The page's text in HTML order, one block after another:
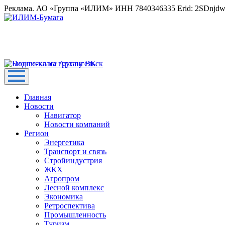
Реклама. АО «Группа «ИЛИМ» ИНН 7840346335 Erid:
Главная
Новости
Навигатор
Новости компаний
Регион
Энергетика
Транспорт и связь
Стройиндустрия
ЖКХ
Агропром
Лесной комплекс
Экономика
Ретроспектива
Промышленность